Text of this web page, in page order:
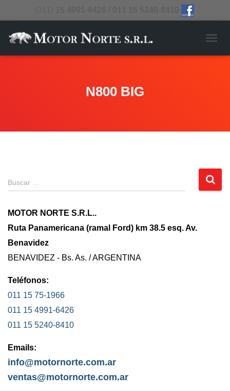
N800 BIG
Buscar …
MOTOR NORTE S.R.L..
Ruta Panamericana (ramal Ford) km 38.5 esq. Av.
Benavidez
BENAVIDEZ - Bs. As. / ARGENTINA
Teléfonos:
011 15 75-1966
011 15 4991-6426
011 15 5240-8410
Emails:
info@motornorte.com.ar
ventas@motornorte.com.ar